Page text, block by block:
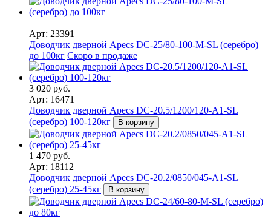
Арт: 23391
Доводчик дверной Apecs DC-25/80-100-M-SL (серебро)
до 100кг Скоро в продаже
3 020 руб.
Арт: 16471
Доводчик дверной Apecs DC-20.5/1200/120-A1-SL
(серебро) 100-120кг
В корзину
1 470 руб.
Арт: 18112
Доводчик дверной Apecs DC-20.2/0850/045-A1-SL
(серебро) 25-45кг
В корзину